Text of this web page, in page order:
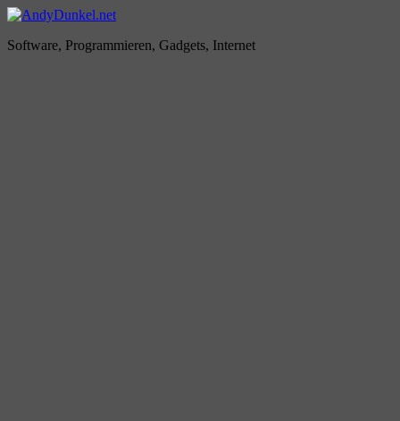
Zum
springen
AndyDunkel.net
Software, Programmieren, Gadgets, Internet